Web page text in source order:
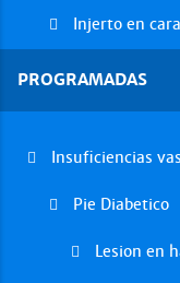
Injerto en
PROGRAMADAS
Insuficiencias
Pie Diabetico
Lesion en